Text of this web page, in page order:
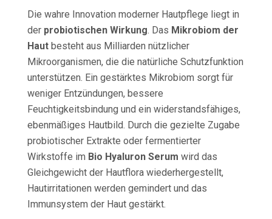
Die wahre Innovation moderner Hautpflege liegt in
der probiotischen Wirkung. Das Mikrobiom der
Haut besteht aus Milliarden nützlicher
Mikroorganismen, die die natürliche Schutzfunktion
unterstützen. Ein gestärktes Mikrobiom sorgt für
weniger Entzündungen, bessere
Feuchtigkeitsbindung und ein widerstandsfähiges,
ebenmäßiges Hautbild. Durch die gezielte Zugabe
probiotischer Extrakte oder fermentierter
Wirkstoffe im Bio Hyaluron Serum wird das
Gleichgewicht der Hautflora wiederhergestellt,
Hautirritationen werden gemindert und das
Immunsystem der Haut gestärkt.